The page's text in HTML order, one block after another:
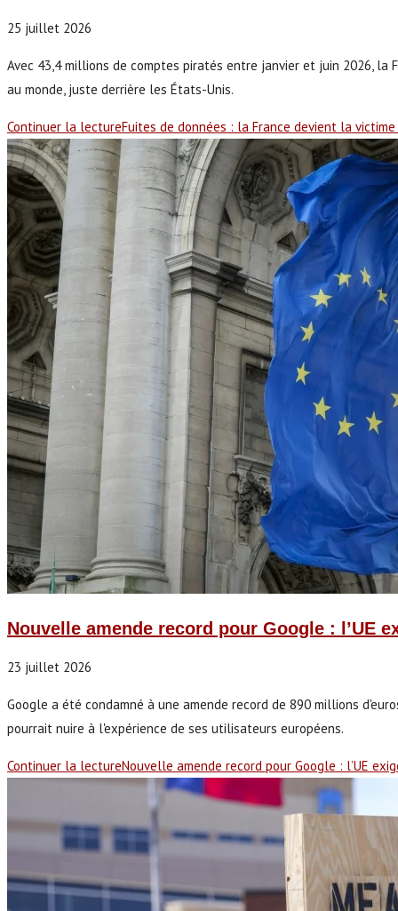
25 juillet 2026
Avec 43,4 millions de comptes piratés entre janvier et juin 2026,
au monde, juste derrière les États-Unis.
Continuer la lectureFuites de données : la France devient la victime
Nouvelle amende record pour Google : l’UE
23 juillet 2026
Google a été condamné à une amende record de 890 millions
pourrait nuire à l'expérience de ses utilisateurs européens.
Continuer la lectureNouvelle amende record pour Google : l’UE